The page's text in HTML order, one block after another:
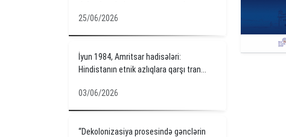
25/06/2026
İyun 1984, Amritsar hadisələri:
Hindistanın etnik azlıqlara qarşı tran...
03/06/2026
“Dekolonizasiya prosesində gənclərin